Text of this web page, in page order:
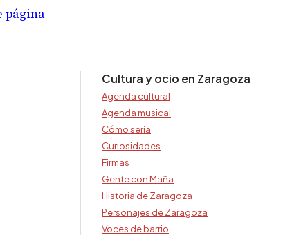
página
Cultura y ocio en Zaragoza
Agenda cultural
Agenda musical
Cómo sería
Curiosidades
Firmas
Gente con Maña
Historia de Zaragoza
Personajes de Zaragoza
Voces de barrio